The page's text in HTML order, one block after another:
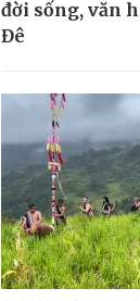
đời sống, văn
Đê